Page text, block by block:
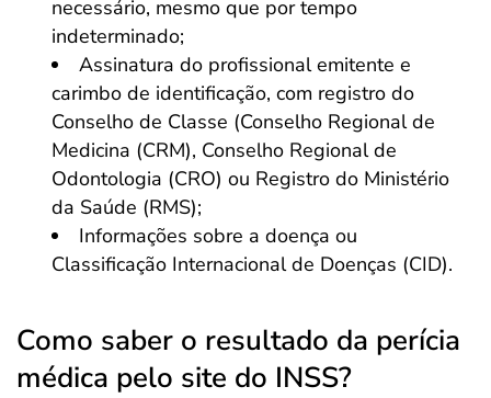
necessário, mesmo que por tempo
indeterminado;
Assinatura do profissional emitente e
carimbo de identificação, com registro do
Conselho de Classe (Conselho Regional de
Medicina (CRM), Conselho Regional de
Odontologia (CRO) ou Registro do Ministério
da Saúde (RMS);
Informações sobre a doença ou
Classificação Internacional de Doenças (CID).
Como saber o resultado da perícia
médica pelo site do INSS?